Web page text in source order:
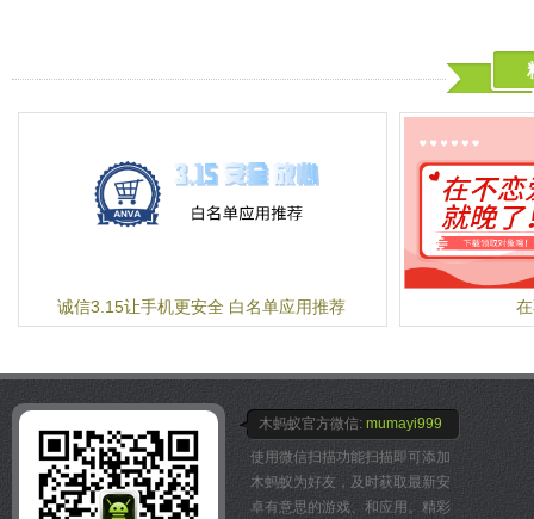
√文件分享：支持Android
片、音频、视频、游戏、
所设定的闹钟时间，自动
签，例如“起床闹钟”，“午
-了解您的作息习惯
闹钟ONE会自动记录分析
了多少次才关闭闹钟。当
闹钟ONE会在您开启闹钟
定提供建议。比如，帮您
闹钟响铃方式。
-通过定时器快速设定一个
在您需要打个盹时，使用
速设定一个一小时内的打
以及Twitter等社交网络相
时间直接分享至社交网络
3.可自定义设置提醒闪烁
4.使用完全免费，无任何
诚信3.15让手机更安全 白名单应用推荐
木蚂蚁官方微信: mumayi999
使用微信扫描功能扫描即可添加
木蚂蚁为好友，及时获取最新安
卓有意思的游戏、和应用。精彩